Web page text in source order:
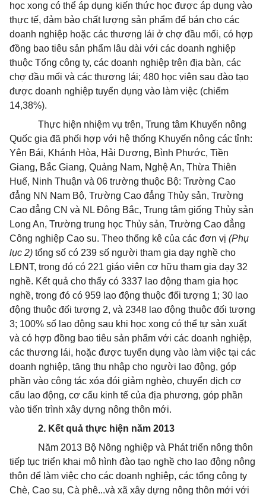
học xong có thể áp dụng kiến thức học được áp dụng vào
thực tế, đảm bảo chất lượng sản phẩm để bán cho các
doanh nghiệp hoặc các thương lái ở chợ đầu mối, có hợp
đồng bao tiêu sản phẩm lâu dài với các doanh nghiệp
thuộc Tổng công ty, các doanh nghiệp trên địa bàn, các
chợ đầu mối và các thương lái; 480 học viên sau đào tạo
được doanh nghiệp tuyển dụng vào làm việc (chiếm
14,38%).
Thực hiện nhiệm vụ trên, Trung tâm Khuyến nông
Quốc gia đã phối hợp với hệ thống Khuyến nông các tỉnh:
Yên Bái, Khánh Hòa, Hải Dương, Bình Phước, Tiền
Giang, Bắc Giang, Quảng Nam, Nghệ An, Thừa Thiên
Huế, Ninh Thuận và 06 trường thuộc Bộ: Trường Cao
đẳng NN Nam Bộ, Trường Cao đẳng Thủy sản, Trường
Cao đẳng CN và NL Đông Bắc, Trung tâm giống Thủy sản
Long An, Trường trung học Thủy sản, Trường Cao đẳng
Công nghiệp Cao su. Theo thống kê của các đơn vị (Phụ
lục 2) tổng số có 239 số người tham gia dạy nghề cho
LĐNT, trong đó có 221 giáo viên cơ hữu tham gia dạy 32
nghề. Kết quả cho thấy có 3337 lao động tham gia học
nghề, trong đó có 959 lao động thuộc đối tượng 1; 30 lao
động thuộc đối tượng 2, và 2348 lao động thuộc đối tượng
3; 100% số lao động sau khi học xong có thể tự sản xuất
và có hợp đồng bao tiêu sản phẩm với các doanh nghiệp,
các thương lái, hoặc được tuyển dụng vào làm việc tại các
doanh nghiệp, tăng thu nhập cho người lao động, góp
phần vào công tác xóa đói giảm nghèo, chuyển dịch cơ
cấu lao động, cơ cấu kinh tế của địa phương, góp phần
vào tiến trình xây dựng nông thôn mới.
2. Kết quả thực hiện năm 2013
Năm 2013 Bộ Nông nghiệp và Phát triển nông thôn
tiếp tục triển khai mô hình đào tạo nghề cho lao động nông
thôn để làm việc cho các doanh nghiệp, các tổng công ty
Chè, Cao su, Cà phê...và xã xây dựng nông thôn mới với